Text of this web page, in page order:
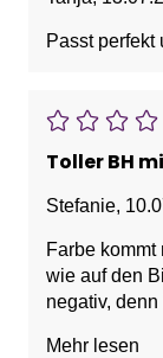
Passt perfekt
Toller BH
Stefanie,
Farbe
wie auf den
negativ,
Mehr lesen